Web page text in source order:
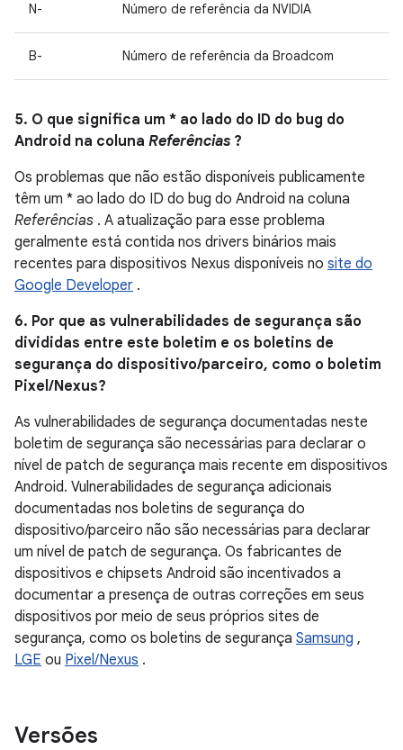
N- Número de referência da NVIDIA
B- Número de referência da Broadcom
5. O que significa um * ao lado do ID do bug do
Android na coluna Referências ?
Os problemas que não estão disponíveis publicamente
têm um * ao lado do ID do bug do Android na coluna
Referências . A atualização para esse problema
geralmente está contida nos drivers binários mais
recentes para dispositivos Nexus disponíveis no site do
Google Developer .
6. Por que as vulnerabilidades de segurança são
divididas entre este boletim e os boletins de
segurança do dispositivo/parceiro, como o boletim
Pixel/Nexus?
As vulnerabilidades de segurança documentadas neste
boletim de segurança são necessárias para declarar o
nível de patch de segurança mais recente em dispositivos
Android. Vulnerabilidades de segurança adicionais
documentadas nos boletins de segurança do
dispositivo/parceiro não são necessárias para declarar
um nível de patch de segurança. Os fabricantes de
dispositivos e chipsets Android são incentivados a
documentar a presença de outras correções em seus
dispositivos por meio de seus próprios sites de
segurança, como os boletins de segurança Samsung ,
LGE ou Pixel/Nexus .
Versões